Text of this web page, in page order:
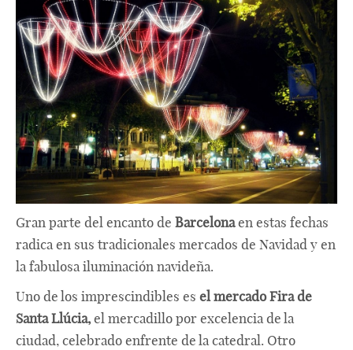
Gran parte del encanto de Barcelonaen estas fechas
radica en sus tradicionales mercados de Navidad y en
la fabulosa iluminación navideña.
Uno de los imprescindibles es el mercado Fira de
Santa Llúcia,el mercadillo por excelencia de la
ciudad, celebrado enfrente de la catedral. Otro